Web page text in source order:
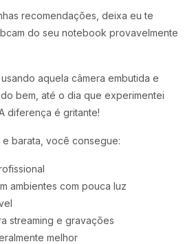
recomendações, deixa eu te
do seu notebook provavelmente
aquela câmera embutida e
bem, até o dia que experimentei
diferença é gritante!
e barata, você consegue:
ambientes com pouca luz
streaming e gravações
melhor